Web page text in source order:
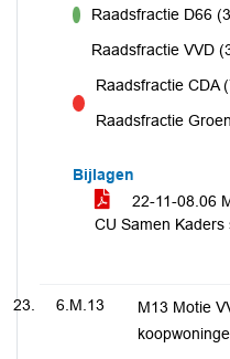
Raadsfractie D66
Raadsfractie VVD
tegen
Raadsfractie CDA
Raadsfractie
Bijlagen
22-11-08.06
CU Samen Kaders
6.M.13
M13 Motie